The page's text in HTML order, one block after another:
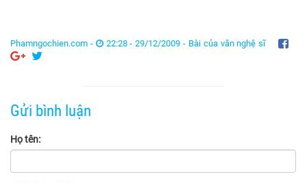
Phamngochien.com - 22:28 - 29/12/2009 - Bài của văn nghệ sĩ
Gửi bình luận
Họ tên: